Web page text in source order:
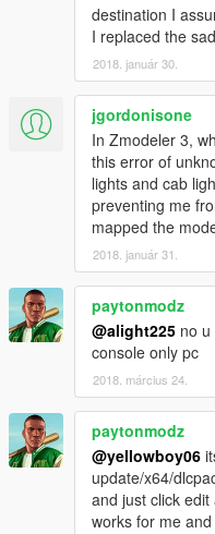
destination I
I replaced the
2018. január 30.
jgordonisone
In Zmodeler 3,
this error of
lights and cab
preventing me
mapped the
2018. január 31.
paytonmodz
@alight225 no
console only pc
2018. március 24.
paytonmodz
@yellowboy06
update/x64/
and just click
works for me